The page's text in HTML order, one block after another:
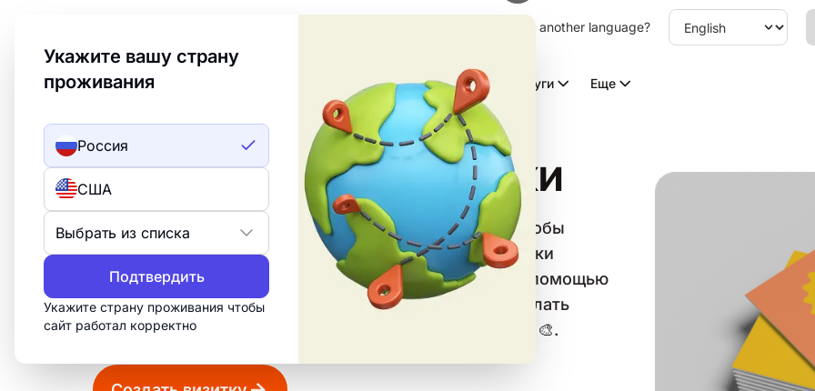
Укажите вашу страну
проживания
Россия
США
Выбрать из списка
Подтвердить
Укажите страну проживания чтобы
сайт работал корректно
Welcome to Turbologo! This page is available in another language. Choose another language?
ИИ лого Видео с ИИ Услуги Еще
Стандартные визитки
Используйте наш генератор стандартных визиток, чтобы
быстро создать и разработать индивидуальные визитки
онлайн 💼. Легко создавайте уникальные карточки с помощью
нашего интуитивного генератора ✏️. Узнайте, как сделать
профессиональные стандартные визитки с Turbologo 🎨.